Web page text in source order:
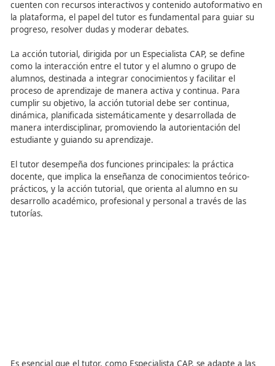
Con la introducción de las nuevas tecnologías en la
se ha producido una evolución en las relaciones entre el
personal docente y el alumnado, así como en las
roles que el personal docente debe desempeñar.
En este contexto, las tutorías se convierten en la piedra
para el éxito de la formación en línea. Aunque los
cuenten con recursos interactivos y contenido
la plataforma, el papel del tutor es fundamental para
progreso, resolver dudas y moderar debates.
La acción tutorial, dirigida por un Especialista CAP, se
como la interacción entre el tutor y el alumno o grupo
alumnos, destinada a integrar conocimientos y facilitar
proceso de aprendizaje de manera activa y continua.